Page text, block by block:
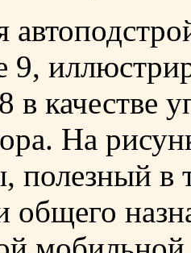
9,
в качестве
На
полезный
общего